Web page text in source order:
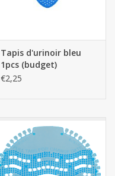
Tapis d'urinoir bleu
1pcs (budget)
€2,25